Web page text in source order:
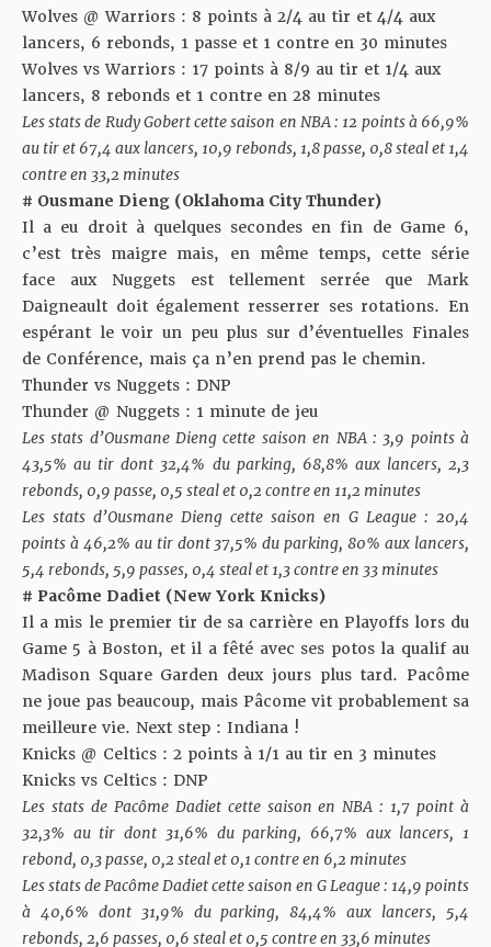
Wolves @ Warriors : 8 points à 2/4 au tir et 4/4 aux
lancers, 6 rebonds, 1 passe et 1 contre en 30 minutes
Wolves vs Warriors : 17 points à 8/9 au tir et 1/4 aux
lancers, 8 rebonds et 1 contre en 28 minutes
Les stats de Rudy Gobert cette saison en NBA : 12 points à 66,9%
au tir et 67,4 aux lancers, 10,9 rebonds, 1,8 passe, 0,8 steal et 1,4
contre en 33,2 minutes
# Ousmane Dieng (Oklahoma City Thunder)
Il a eu droit à quelques secondes en fin de Game 6,
c’est très maigre mais, en même temps, cette série
face aux Nuggets est tellement serrée que Mark
Daigneault doit également resserrer ses rotations. En
espérant le voir un peu plus sur d’éventuelles Finales
de Conférence, mais ça n’en prend pas le chemin.
Thunder vs Nuggets : DNP
Thunder @ Nuggets : 1 minute de jeu
Les stats d’Ousmane Dieng cette saison en NBA : 3,9 points à
43,5% au tir dont 32,4% du parking, 68,8% aux lancers, 2,3
rebonds, 0,9 passe, 0,5 steal et 0,2 contre en 11,2 minutes
Les stats d’Ousmane Dieng cette saison en G League : 20,4
points à 46,2% au tir dont 37,5% du parking, 80% aux lancers,
5,4 rebonds, 5,9 passes, 0,4 steal et 1,3 contre en 33 minutes
# Pacôme Dadiet (New York Knicks)
Il a mis le premier tir de sa carrière en Playoffs lors du
Game 5 à Boston, et il a fêté avec ses potos la qualif au
Madison Square Garden deux jours plus tard. Pacôme
ne joue pas beaucoup, mais Pâcome vit probablement sa
meilleure vie. Next step : Indiana !
Knicks @ Celtics : 2 points à 1/1 au tir en 3 minutes
Knicks vs Celtics : DNP
Les stats de Pacôme Dadiet cette saison en NBA : 1,7 point à
32,3% au tir dont 31,6% du parking, 66,7% aux lancers, 1
rebond, 0,3 passe, 0,2 steal et 0,1 contre en 6,2 minutes
Les stats de Pacôme Dadiet cette saison en G League : 14,9 points
à 40,6% dont 31,9% du parking, 84,4% aux lancers, 5,4
rebonds, 2,6 passes, 0,6 steal et 0,5 contre en 33,6 minutes